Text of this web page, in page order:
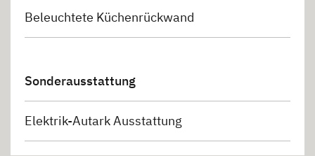
Beleuchtete Küchenrückwand
Sonderausstattung
Elektrik-Autark Ausstattung